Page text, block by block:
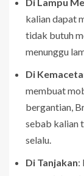
kalian dapat
tidak butuh
menunggu
Di
membuat
bergantian,
sebab kalian
selalu.
Di Tanjakan: